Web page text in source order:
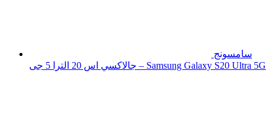
سامسونج
جالاكسي اس 20 الترا 5 جى – Samsung Galaxy S20 Ultra 5G